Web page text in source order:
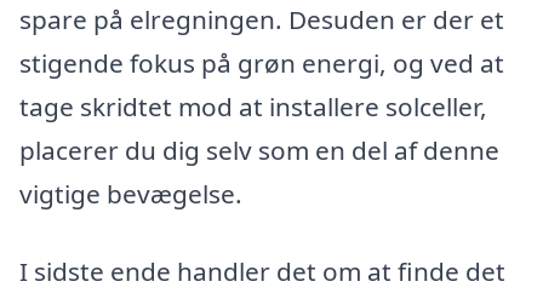
spare på elregningen. Desuden er der et
stigende fokus på grøn energi, og ved at
tage skridtet mod at installere solceller,
placerer du dig selv som en del af denne
vigtige bevægelse.
I sidste ende handler det om at finde det